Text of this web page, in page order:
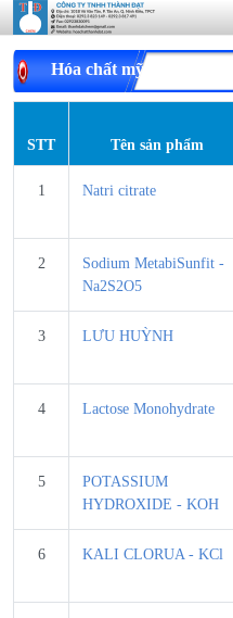
Hóa chất mỹ phẩm và
STT Tên sản phẩm
1 Natri citrate
2
Sodium MetabiSunfit -
Na2S2O5
3 LƯU HUỲNH
4 Lactose Monohydrate
5
POTASSIUM
HYDROXIDE - KOH
6 KALI CLORUA - KCl